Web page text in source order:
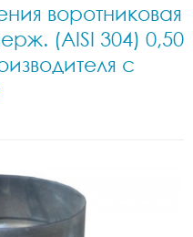
воротниковая
(AISI 304) 0,50
с